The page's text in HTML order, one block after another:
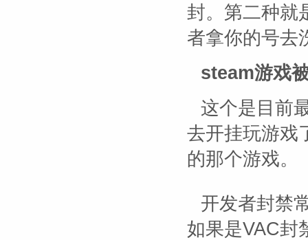
封。第二种就
者拿你的号去
steam游戏
这个是目前
去开挂玩游戏
的那个游戏。
开发者封禁
如果是VAC封